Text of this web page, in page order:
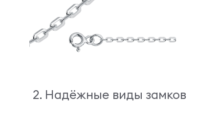
2. Надёжные виды замков